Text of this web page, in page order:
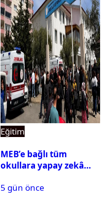
Eğitim
MEB’e bağlı tüm
okullara yapay zekâ
sistemi geliyor
5 gün önce